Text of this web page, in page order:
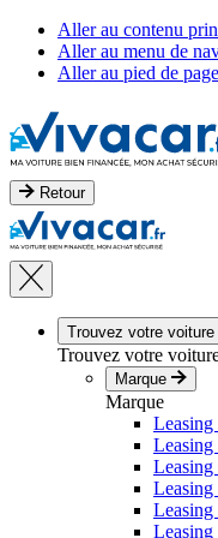
Aller au contenu
Aller au menu de
Aller au pied de page
Retour
Trouvez votre
Trouvez votre
Marque
Marque
Leasing
Leasing
Leasing
Leasing
Leasing